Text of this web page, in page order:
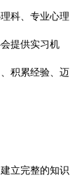
科、专业心理
提供实习机
积累经验、迈
立完整的知识